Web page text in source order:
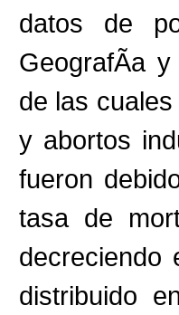
datos de
GeografÃ­a
de las
y abortos
fueron
tasa de
decreciendo
distribuido